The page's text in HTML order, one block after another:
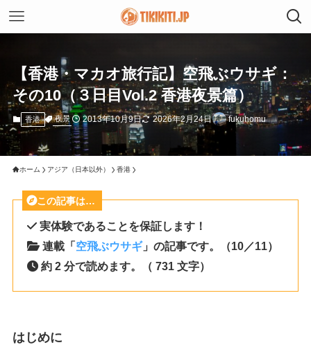
【香港・マカオ旅行記】空飛ぶウサギ：
その10（３日目Vol.2 香港夜景篇）
香港 夜景 2013年10月9日 2026年2月24日 fukuhomu
ホーム アジア（日本以外） 香港
この記事は…
実体験であることを保証します！
連載「空飛ぶウサギ」の記事です。（10／11）
約 2 分で読めます。（ 731 文字）
はじめに